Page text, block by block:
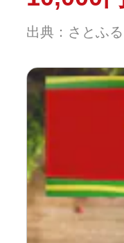
出典：さとふる